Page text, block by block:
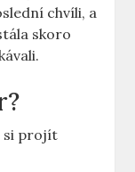
chvíli, a
skoro
si projít